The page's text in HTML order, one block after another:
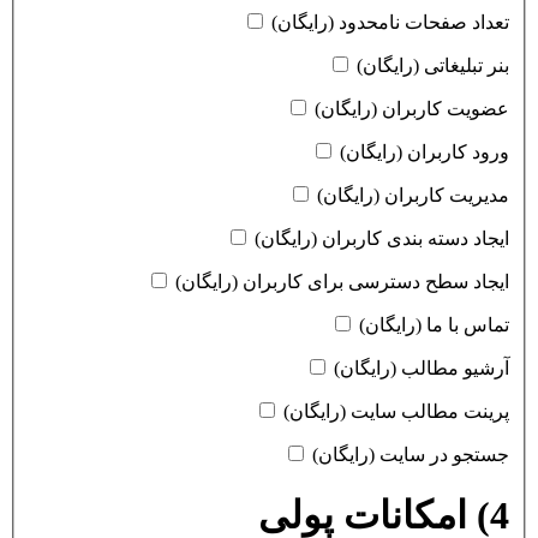
تعداد صفحات نامحدود (رایگان)
بنر تبلیغاتی (رایگان)
عضویت کاربران (رایگان)
ورود کاربران (رایگان)
مدیریت کاربران (رایگان)
ایجاد دسته بندی کاربران (رایگان)
ایجاد سطح دسترسی برای کاربران (رایگان)
تماس با ما (رایگان)
آرشیو مطالب (رایگان)
پرینت مطالب سایت (رایگان)
جستجو در سایت (رایگان)
4) امکانات پولی